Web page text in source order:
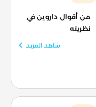
من أقوال داروين في
نظريته
شاهد المزيد